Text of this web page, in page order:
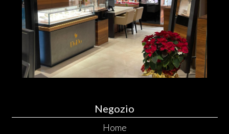
Negozio
Home